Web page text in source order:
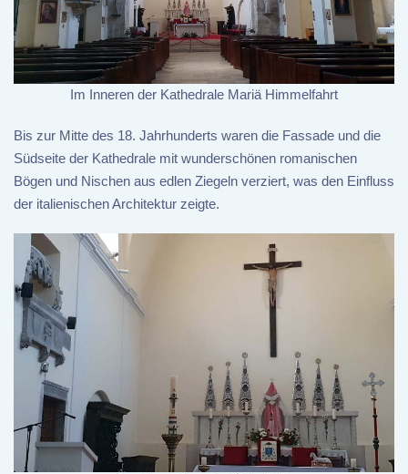
Im Inneren der Kathedrale Mariä Himmelfahrt
Bis zur Mitte des 18. Jahrhunderts waren die Fassade und die
Südseite der Kathedrale mit wunderschönen romanischen
Bögen und Nischen aus edlen Ziegeln verziert, was den Einfluss
der italienischen Architektur zeigte.